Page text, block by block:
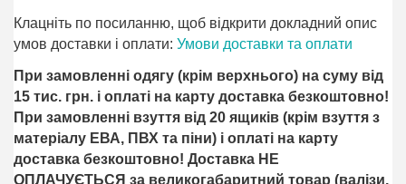
Клацніть по посиланню, щоб відкрити докладний опис
умов доставки і оплати:Умови доставки та оплати
При замовленні одягу (крім верхнього) на суму від
15 тис. грн. і оплаті на карту доставка безкоштовно!
При замовленні взуття від 20 ящиків (крім взуття з
матеріалу ЕВА, ПВХ та піни) і оплаті на карту
доставка безкоштовно! Доставка НЕ ​​
ОПЛАЧУЄТЬСЯ за великогабаритний товар (валізи,